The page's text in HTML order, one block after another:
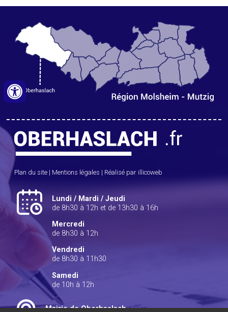
Plan du site | Mentions légales | Réalisé par illicoweb
Lundi / Mardi / Jeudi
de 8h30 à 12h et de 13h30 à 16h
Mercredi
de 8h30 à 12h
Vendredi
de 8h30 à 11h30
Samedi
de 10h à 12h
Mairie de Oberhaslach